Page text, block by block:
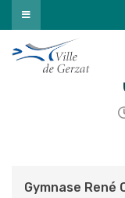
Passer
au
contenu
Gymnase René